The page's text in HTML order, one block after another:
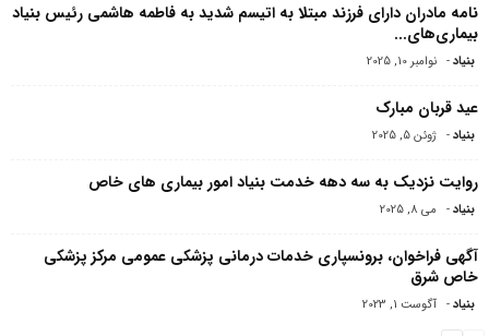
نامه مادران دارای فرزند مبتلا به اتیسم شدید به فاطمه هاشمی رئیس بنیاد
بیماری‌های...
بنیاد- نوامبر 10, 2025
عید قربان مبارک
بنیاد- ژوئن 5, 2025
روایت نزدیک به سه دهه خدمت بنیاد امور بیماری های خاص
بنیاد- می 8, 2025
آگهی فراخوان، برونسپاری خدمات درمانی پزشکی عمومی مرکز پزشکی
خاص شرق
بنیاد- آگوست 1, 2023